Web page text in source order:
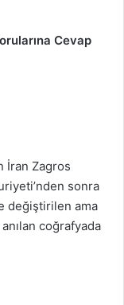
Cevap
İran Zagros
sonra
değiştirilen ama
coğrafyada